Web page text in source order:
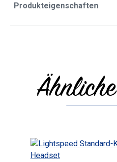
Produkteigenschaften
Produktgalerie überspringen